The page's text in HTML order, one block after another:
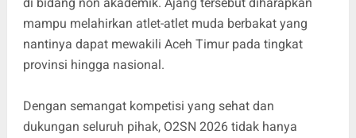
mampu melahirkan atlet-atlet muda berbakat yang
nantinya dapat mewakili Aceh Timur pada tingkat
provinsi hingga nasional.
Dengan semangat kompetisi yang sehat dan
dukungan seluruh pihak, O2SN 2026 tidak hanya